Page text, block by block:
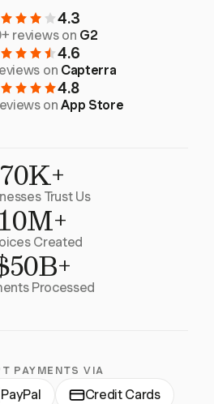
4.3
reviews on G2
4.6
on Capterra
4.8
onApp Store
70K+
Trust Us
10M+
Created
Processed
PAYMENTS VIA
PayPal Credit Cards